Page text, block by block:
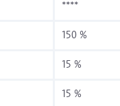
****
150 %
15 %
15 %